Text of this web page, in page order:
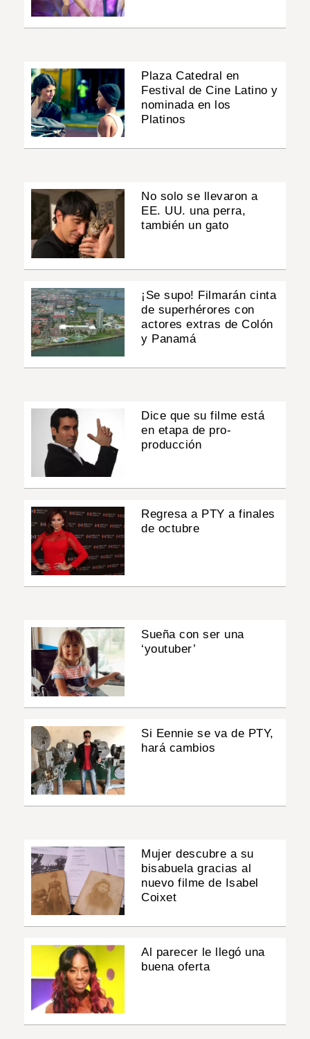
Plaza Catedral en
Festival de Cine Latino y
nominada en los
Platinos
No solo se llevaron a
EE. UU. una perra,
también un gato
¡Se supo! Filmarán cinta
de superhérores con
actores extras de Colón
y Panamá
Dice que su filme está
en etapa de pro-
producción
Regresa a PTY a finales
de octubre
Sueña con ser una
‘youtuber’
Si Eennie se va de PTY,
hará cambios
Mujer descubre a su
bisabuela gracias al
nuevo filme de Isabel
Coixet
Al parecer le llegó una
buena oferta